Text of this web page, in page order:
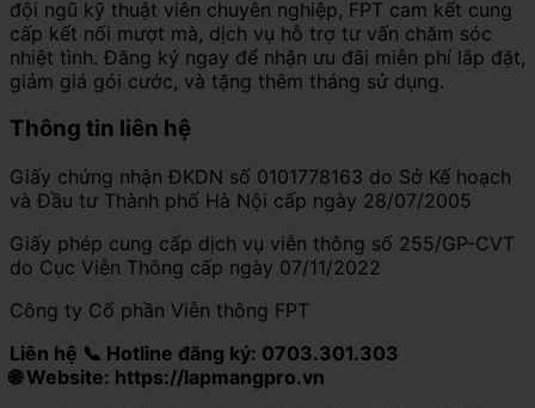
đội ngũ kỹ thuật viên chuyên nghiệp, FPT cam kết cung
cấp kết nối mượt mà, dịch vụ hỗ trợ tư vấn chăm sóc
nhiệt tình. Đăng ký ngay để nhận ưu đãi miễn phí lắp đặt,
giảm giá gói cước, và tặng thêm tháng sử dụng.
Thông tin liên hệ
Giấy chứng nhận ĐKDN số 0101778163 do Sở Kế hoạch
và Đầu tư Thành phố Hà Nội cấp ngày 28/07/2005
Giấy phép cung cấp dịch vụ viễn thông số 255/GP-CVT
do Cục Viễn Thông cấp ngày 07/11/2022
Công ty Cổ phần Viễn thông FPT
Liên hệ 📞 Hotline đăng ký: 0703.301.303
🌐 Website: https://lapmangpro.vn